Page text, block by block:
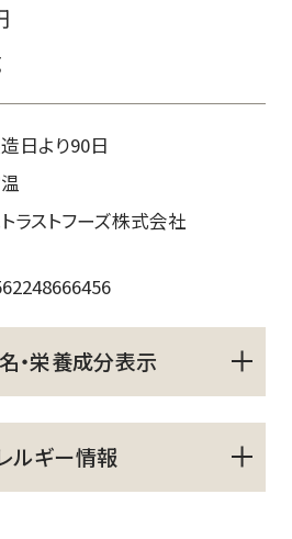
日より90日
ラストフーズ株式会社
・栄養成分表示
ルギー情報